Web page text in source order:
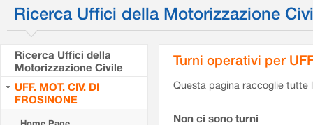
Ricerca Uffici della Motorizzazione
Ricerca Uffici della
Motorizzazione Civile
UFF. MOT. CIV. DI
FROSINONE
Turni operativi per
Questa pagina raccoglie tutte
Non ci sono turni